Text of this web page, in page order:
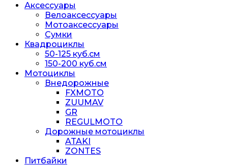
Аксессуары
Велоаксессуары
Мотоаксессуары
Сумки
Квадроциклы
50-125 куб.см
150-200 куб.см
Мотоциклы
Внедорожные
FXMOTO
ZUUMAV
GR
REGULMOTO
Дорожные мотоциклы
ATAKI
ZONTES
Питбайки